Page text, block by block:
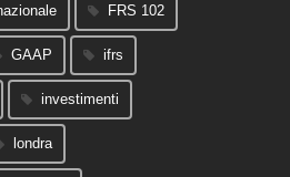
FRS 102
GAAP ifrs
investimenti
londra